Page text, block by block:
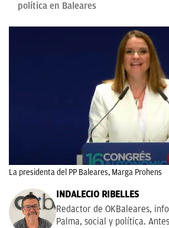
política en Baleares
La presidenta del PP Baleares, Marga Prohens
INDALECIO RIBELLES
Redactor de OKBaleares,
Palma, social y política.